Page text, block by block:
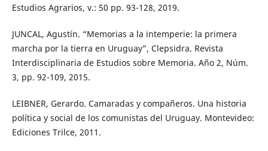
Estudios Agrarios, v.: 50 pp. 93-128, 2019.
JUNCAL, Agustín. “Memorias a la intemperie: la primera
marcha por la tierra en Uruguay”, Clepsidra. Revista
Interdisciplinaria de Estudios sobre Memoria. Año 2, Núm.
3, pp. 92-109, 2015.
LEIBNER, Gerardo. Camaradas y compañeros. Una historia
política y social de los comunistas del Uruguay. Montevideo:
Ediciones Trilce, 2011.